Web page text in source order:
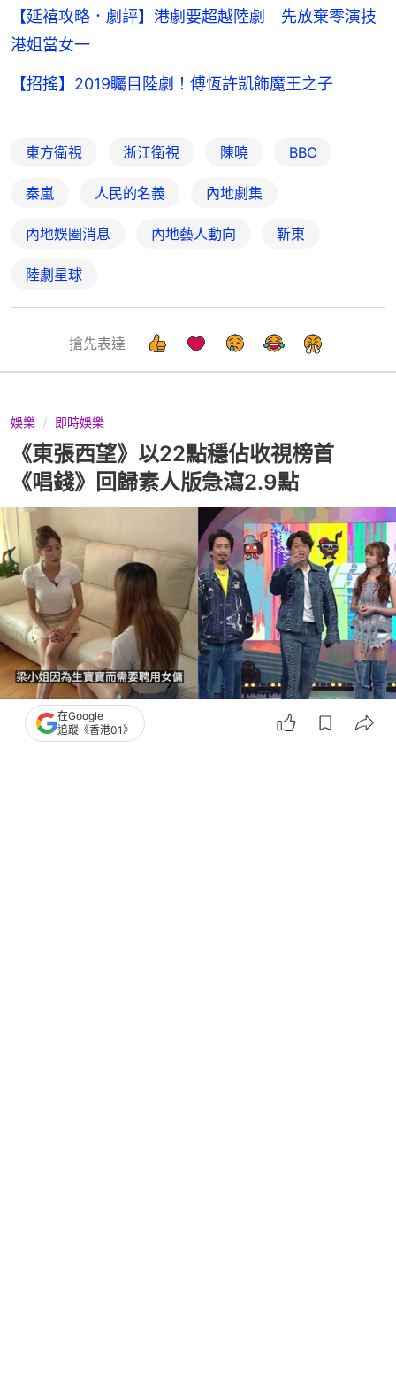
【延禧攻略．劇評】港劇要超越陸劇 先放棄零演技
港姐當女一
【招搖】2019矚目陸劇！傅恆許凱飾魔王之子
東方衛視 浙江衛視 陳曉 BBC
秦嵐 人民的名義 內地劇集
內地娛圈消息 內地藝人動向 靳東
陸劇星球
搶先表達
娛樂 即時娛樂
《東張西望》以22點穩佔收視榜首
《唱錢》回歸素人版急瀉2.9點
撰文：胡凱欣
在Google
追蹤《香港01》